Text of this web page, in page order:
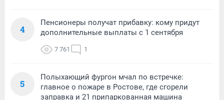
4
Пенсионеры получат прибавку: кому придут
дополнительные выплаты с 1 сентября
7 761 1
5
Полыхающий фургон мчал по встречке:
главное о пожаре в Ростове, где сгорели
заправка и 21 припаркованная машина